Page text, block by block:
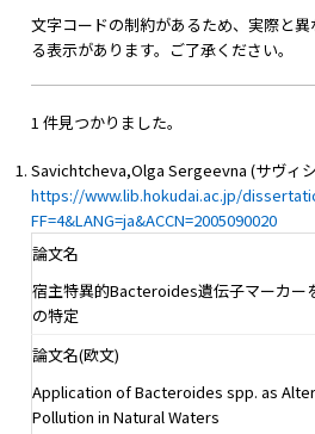
文字コードの制約があるため、実際と
る表示があります。ご了承ください。
1 件見つかりました。
Savichtcheva,Olga Sergeevna (サヴィ
https://www.lib.hokudai.ac.jp/
FF=4&LANG=ja&ACCN=2005090020
論文名
宿主特異的Bacteroides遺伝子マーカー
の特定
論文名(欧文)
Application of Bacteroides spp. as
Pollution in Natural Waters